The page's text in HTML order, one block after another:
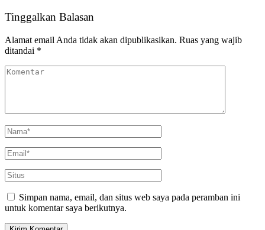
Tinggalkan Balasan
Alamat email Anda tidak akan dipublikasikan. Ruas yang wajib
ditandai *
Simpan nama, email, dan situs web saya pada peramban ini
untuk komentar saya berikutnya.